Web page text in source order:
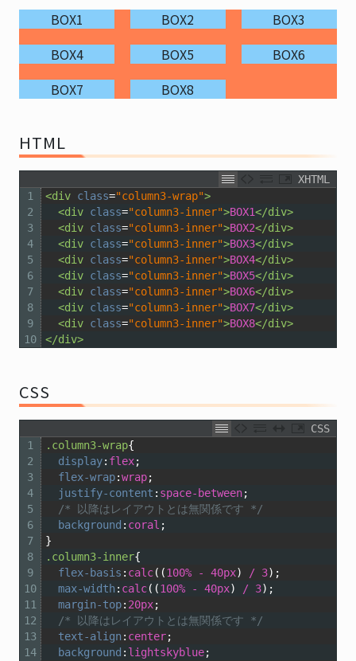
BOX1 BOX2
BOX3
BOX4
BOX5
BOX6
BOX7
BOX8
HTML
XHTML
1
2
3
4
5
6
7
8
9
10
<div class="column3-wrap">
<div class="column3-inner">BOX1</div>
<div class="column3-inner">BOX2</div>
<div class="column3-inner">BOX3</div>
<div class="column3-inner">BOX4</div>
<div class="column3-inner">BOX5</div>
<div class="column3-inner">BOX6</div>
<div class="column3-inner">BOX7</div>
<div class="column3-inner">BOX8</div>
</div>
CSS
CSS
1
2
3
4
5
6
7
8
9
10
11
12
13
14
.column3-wrap{
display: flex;
flex-wrap:wrap;
justify-content : space-between;
/* 以降はレイアウトとは無関係です */
background : coral ;
}
.column3-inner{
flex-basis : calc((100% - 40px) / 3);
max-width : calc((100% - 40px) / 3);
margin-top: 20px;
/* 以降はレイアウトとは無関係です */
text-align: center;
background : lightskyblue;